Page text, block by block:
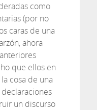
como
(por no
caras de una
ahora
que ellos en
cosa de una
un discurso